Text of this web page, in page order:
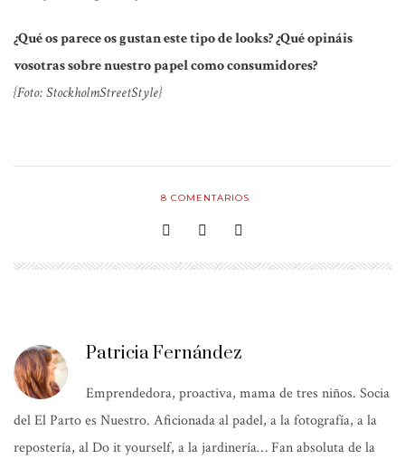
¿Qué os parece os gustan este tipo de looks? ¿Qué opináis
vosotras sobre nuestro papel como consumidores?
{Foto: StockholmStreetStyle}
8 COMENTARIOS
Patricia Fernández
Emprendedora, proactiva, mama de tres niños. Socia
del El Parto es Nuestro. Aficionada al padel, a la fotografía, a la
repostería, al Do it yourself, a la jardinería… Fan absoluta de la